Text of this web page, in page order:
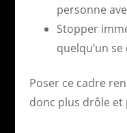
personne
Stopper
quelqu’un se
Poser ce cadre
donc plus drôle et